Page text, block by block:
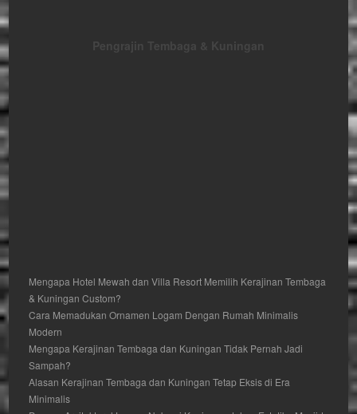
Pengrajin Tembaga & Kuningan
Mengapa Hotel Mewah dan Villa Resort Memilih Kerajinan Tembaga
& Kuningan Custom?
Cara Memadukan Ornamen Logam Dengan Rumah Minimalis
Modern
Mengapa Kerajinan Tembaga dan Kuningan Tidak Pernah Jadi
Sampah?
Alasan Kerajinan Tembaga dan Kuningan Tetap Eksis di Era
Minimalis